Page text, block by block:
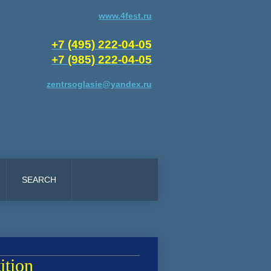
www.4fest.ru
+7 (495) 222-04-05
+7 (985) 222-04-05
zentrsoglasie@yandex.ru
SEARCH